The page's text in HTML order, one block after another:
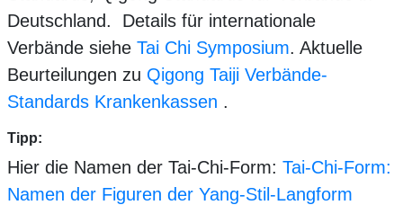
Deutschland. Details für internationale
Verbände siehe Tai Chi Symposium. Aktuelle
Beurteilungen zu Qigong Taiji Verbände-
Standards Krankenkassen .
Tipp:
Hier die Namen der Tai-Chi-Form: Tai-Chi-Form:
Namen der Figuren der Yang-Stil-Langform